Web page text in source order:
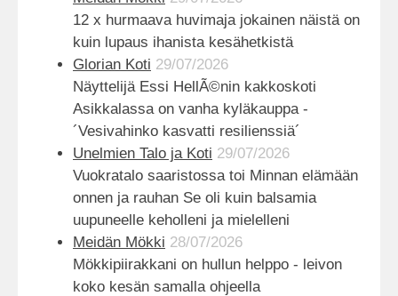
12 x hurmaava huvimaja jokainen näistä on
kuin lupaus ihanista kesähetkistä
Glorian Koti 29/07/2026
Näyttelijä Essi HellÃ©nin kakkoskoti
Asikkalassa on vanha kyläkauppa -
´Vesivahinko kasvatti resilienssiä´
Unelmien Talo ja Koti 29/07/2026
Vuokratalo saaristossa toi Minnan elämään
onnen ja rauhan Se oli kuin balsamia
uupuneelle keholleni ja mielelleni
Meidän Mökki 28/07/2026
Mökkipiirakkani on hullun helppo - leivon
koko kesän samalla ohjeella